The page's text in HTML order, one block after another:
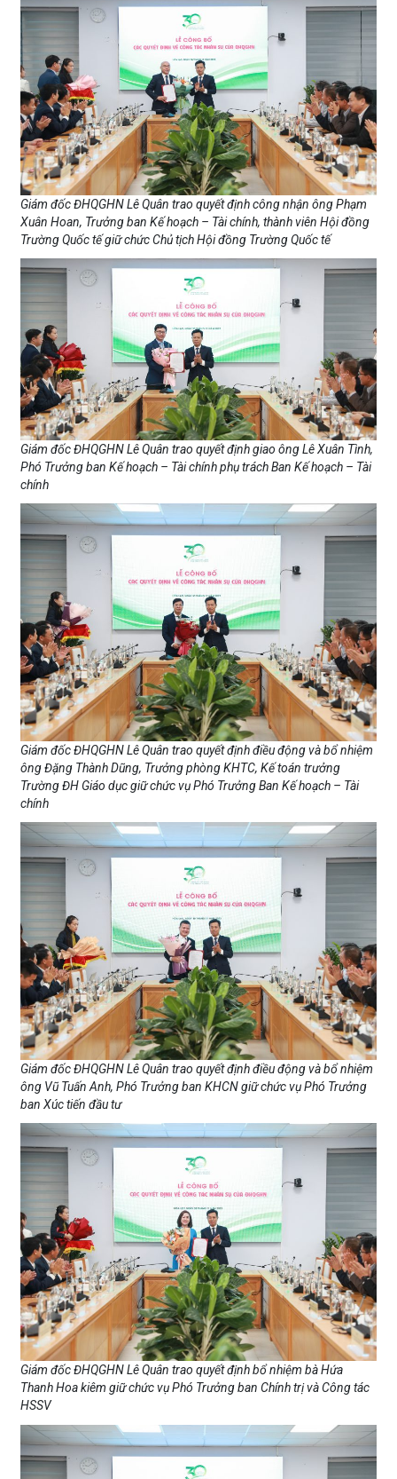
Giám đốc ĐHQGHN Lê Quân trao quyết định công nhận ông Phạm
Xuân Hoan, Trưởng ban Kế hoạch – Tài chính, thành viên Hội đồng
Trường Quốc tế giữ chức Chủ tịch Hội đồng Trường Quốc tế
Giám đốc ĐHQGHN Lê Quân trao quyết định giao ông Lê Xuân Tình,
Phó Trưởng ban Kế hoạch – Tài chính phụ trách Ban Kế hoạch – Tài
chính
Giám đốc ĐHQGHN Lê Quân trao quyết định điều động và bổ nhiệm
ông Đặng Thành Dũng, Trưởng phòng KHTC, Kế toán trưởng
Trường ĐH Giáo dục giữ chức vụ Phó Trưởng Ban Kế hoạch – Tài
chính
Giám đốc ĐHQGHN Lê Quân trao quyết định điều động và bổ nhiệm
ông Vũ Tuấn Anh, Phó Trưởng ban KHCN giữ chức vụ Phó Trưởng
ban Xúc tiến đầu tư
Giám đốc ĐHQGHN Lê Quân trao quyết định bổ nhiệm bà Hứa
Thanh Hoa kiêm giữ chức vụ Phó Trưởng ban Chính trị và Công tác
HSSV